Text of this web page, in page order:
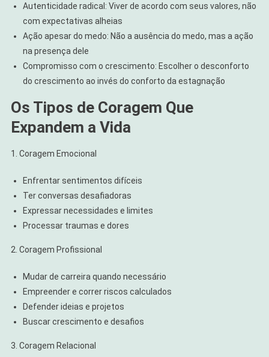
Autenticidade radical: Viver de acordo com seus valores, não
com expectativas alheias
Ação apesar do medo: Não a ausência do medo, mas a ação
na presença dele
Compromisso com o crescimento: Escolher o desconforto
do crescimento ao invés do conforto da estagnação
Os Tipos de Coragem Que
Expandem a Vida
1. Coragem Emocional
Enfrentar sentimentos difíceis
Ter conversas desafiadoras
Expressar necessidades e limites
Processar traumas e dores
2. Coragem Profissional
Mudar de carreira quando necessário
Empreender e correr riscos calculados
Defender ideias e projetos
Buscar crescimento e desafios
3. Coragem Relacional